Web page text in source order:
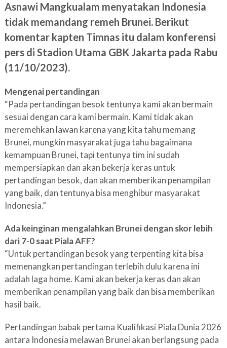
Asnawi Mangkualam menyatakan Indonesia
tidak memandang remeh Brunei. Berikut
komentar kapten Timnas itu dalam konferensi
pers di Stadion Utama GBK Jakarta pada Rabu
(11/10/2023).
Mengenai pertandingan
“Pada pertandingan besok tentunya kami akan bermain
sesuai dengan cara kami bermain. Kami tidak akan
meremehkan lawan karena yang kita tahu memang
Brunei, mungkin masyarakat juga tahu bagaimana
kemampuan Brunei, tapi tentunya tim ini sudah
mempersiapkan dan akan bekerja keras untuk
pertandingan besok, dan akan memberikan penampilan
yang baik, dan tentunya bisa menghibur masyarakat
Indonesia.”
Ada keinginan mengalahkan Brunei dengan skor lebih
dari 7-0 saat Piala AFF?
“Untuk pertandingan besok yang terpenting kita bisa
memenangkan pertandingan terlebih dulu karena ini
adalah laga home. Kami akan bekerja keras dan akan
memberikan penampilan yang baik dan bisa memberikan
hasil baik.
Pertandingan babak pertama Kualifikasi Piala Dunia 2026
antara Indonesia melawan Brunei akan berlangsung pada